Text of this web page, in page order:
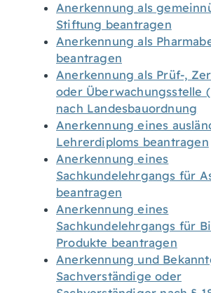
Anerkennung als
Stiftung beantragen
Anerkennung als
beantragen
Anerkennung als Prüf-,
oder Überwachungsstelle
nach Landesbauordnung
Anerkennung eines
Lehrerdiploms beantragen
Anerkennung eines
Sachkundelehrgangs für
beantragen
Anerkennung eines
Sachkundelehrgangs für
Produkte beantragen
Anerkennung und
Sachverständige oder